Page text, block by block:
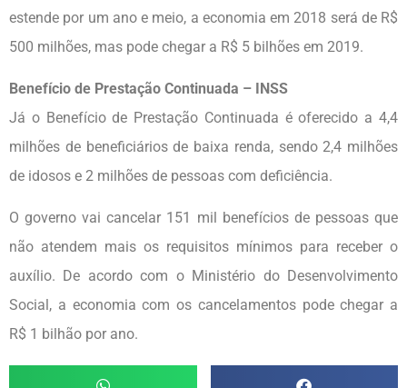
estende por um ano e meio, a economia em 2018 será de R$
500 milhões, mas pode chegar a R$ 5 bilhões em 2019.
Benefício de Prestação Continuada – INSS
Já o Benefício de Prestação Continuada é oferecido a 4,4
milhões de beneficiários de baixa renda, sendo 2,4 milhões
de idosos e 2 milhões de pessoas com deficiência.
O governo vai cancelar 151 mil benefícios de pessoas que
não atendem mais os requisitos mínimos para receber o
auxílio. De acordo com o Ministério do Desenvolvimento
Social, a economia com os cancelamentos pode chegar a
R$ 1 bilhão por ano.